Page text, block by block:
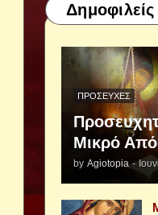
ΠΡΟΣΕΥΧΈΣ
Μικρό
by Agiotopia -